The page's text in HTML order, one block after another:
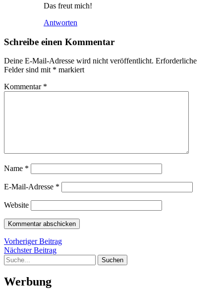
Das freut mich!
Antworten
Schreibe einen Kommentar
Deine E-Mail-Adresse wird nicht veröffentlicht. Erforderliche
Felder sind mit * markiert
Kommentar *
Name *
E-Mail-Adresse *
Website
Beitragsnavigation
Vorheriger BeitragVorheriger
Nächster BeitragNächster
Suche
Werbung